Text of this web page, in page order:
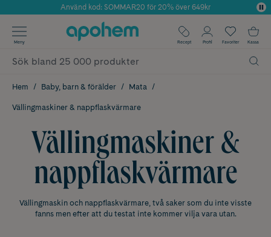
Årets Butik 2025 inom Skönhet
Använd kod: SOMMAR20 för 20% över 649kr
✓ Fri frakt
✓ Poäng på alla köp*
Meny Recept Profil Favoriter Kassa
Hem Baby, barn & förälder Mata
Vällingmaskiner & nappflaskvärmare
Vällingmaskiner &
nappflaskvärmare
Vällingmaskin och nappflaskvärmare, två saker som du inte visste
fanns men efter att du testat inte kommer vilja vara utan.